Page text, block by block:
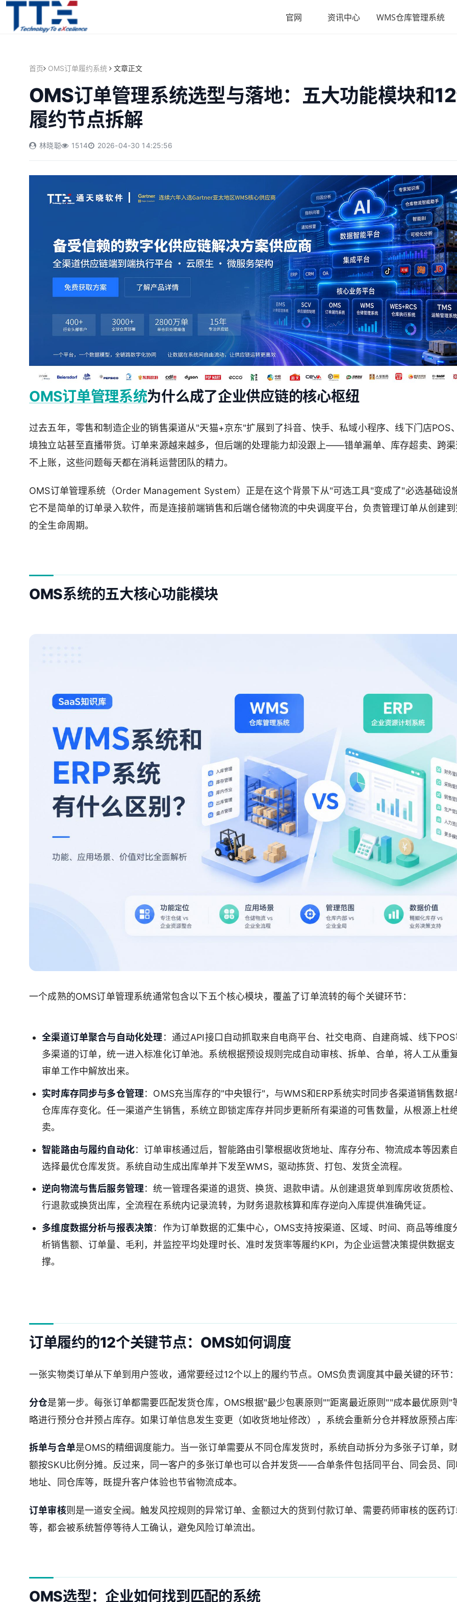
官网 资讯中心 WMS仓库管理系统
首页 OMS订单履约系统 文章正文
OMS订单管理系统选型与落地：五大功能模块和
履约节点拆解
林晓聪 1514 2026-04-30 14:25:56
OMS订单管理系统为什么成了企业供应链的核心枢纽
过去五年，零售和制造企业的销售渠道从"天猫+京东"扩展到了抖音、快手、私域小程序、线下门店POS
境独立站甚至直播带货。订单来源越来越多，但后端的处理能力却没跟上——错单漏单、库存超卖、跨
不上账，这些问题每天都在消耗运营团队的精力。
OMS订单管理系统（Order Management System）正是在这个背景下从"可选工具"变成了"必选基础设
它不是简单的订单录入软件，而是连接前端销售和后端仓储物流的中央调度平台，负责管理订单从创建
的全生命周期。
OMS系统的五大核心功能模块
一个成熟的OMS订单管理系统通常包含以下五个核心模块，覆盖了订单流转的每个关键环节：
全渠道订单聚合与自动化处理 ：通过API接口自动抓取来自电商平台、社交电商、自建商城、线下
多渠道的订单，统一进入标准化订单池。系统根据预设规则完成自动审核、拆单、合单，将人工从重
审单工作中解放出来。
实时库存同步与多仓管理：OMS充当库存的"中央银行"，与WMS和ERP系统实时同步各渠道销售数据
仓库库存变化。任一渠道产生销售，系统立即锁定库存并同步更新所有渠道的可售数量，从根源上杜
卖。
智能路由与履约自动化：订单审核通过后，智能路由引擎根据收货地址、库存分布、物流成本等因素
选择最优仓库发货。系统自动生成出库单并下发至WMS，驱动拣货、打包、发货全流程。
逆向物流与售后服务管理：统一管理各渠道的退货、换货、退款申请。从创建退货单到库房收货质检
行退款或换货出库，全流程在系统内记录流转，为财务退款核算和库存逆向入库提供准确凭证。
多维度数据分析与报表决策：作为订单数据的汇集中心，OMS支持按渠道、区域、时间、商品等维度
析销售额、订单量、毛利，并监控平均处理时长、准时发货率等履约KPI，为企业运营决策提供数据支
撑。
订单履约的12个关键节点：OMS如何调度
一张实物类订单从下单到用户签收，通常要经过12个以上的履约节点。OMS负责调度其中最关键的环节：
分仓是第一步。每张订单都需要匹配发货仓库，OMS根据"最少包裹原则""距离最近原则""成本最优原则"
略进行预分仓并预占库存。如果订单信息发生变更（如收货地址修改），系统会重新分仓并释放原预占库
拆单与合单是OMS的精细调度能力。当一张订单需要从不同仓库发货时，系统自动拆分为多张子订单，
额按SKU比例分摊。反过来，同一客户的多张订单也可以合并发货——合单条件包括同平台、同会员、
地址、同仓库等，既提升客户体验也节省物流成本。
订单审核则是一道安全阀。触发风控规则的异常订单、金额过大的货到付款订单、需要药师审核的医药订
等，都会被系统暂停等待人工确认，避免风险订单流出。
OMS选型：企业如何找到匹配的系统